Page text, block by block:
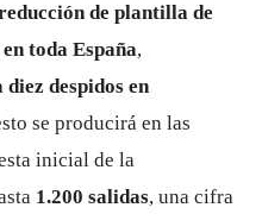
de plantilla de
toda España,
diez despidos en
se producirá en las
inicial de la
1.200 salidas, una cifra